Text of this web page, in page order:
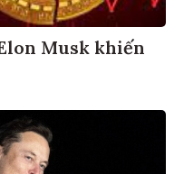
Musk khiến